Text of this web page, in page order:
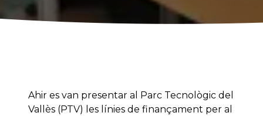
Ahir es van presentar al Parc Tecnològic del
Vallès (PTV) les línies de finançament per al